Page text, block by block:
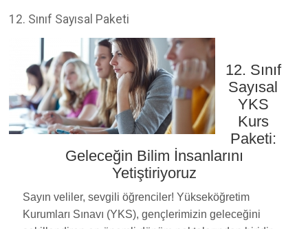
12. Sınıf Sayısal Paketi
12. Sınıf
Sayısal
YKS
Kurs
Paketi:
Geleceğin Bilim İnsanlarını
Yetiştiriyoruz
Sayın veliler, sevgili öğrenciler! Yükseköğretim
Kurumları Sınavı (YKS), gençlerimizin geleceğini